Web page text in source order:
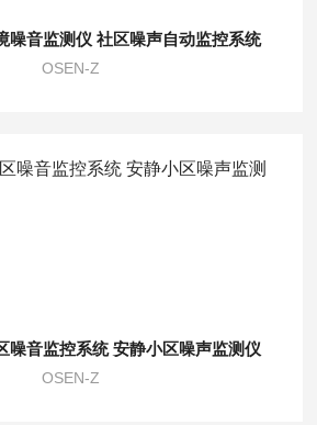
噪音监测仪 社区噪声自动监控系统
OSEN-Z
噪音监控系统 安静小区噪声监测仪
OSEN-Z